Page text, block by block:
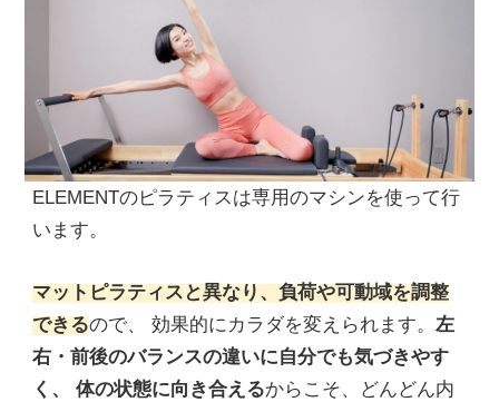
ELEMENTのピラティスは専用のマシンを使って行
います。
マットピラティスと異なり、負荷や可動域を調整
できるので、 効果的にカラダを変えられます。左
右・前後のバランスの違いに自分でも気づきやす
く、 体の状態に向き合えるからこそ、どんどん内